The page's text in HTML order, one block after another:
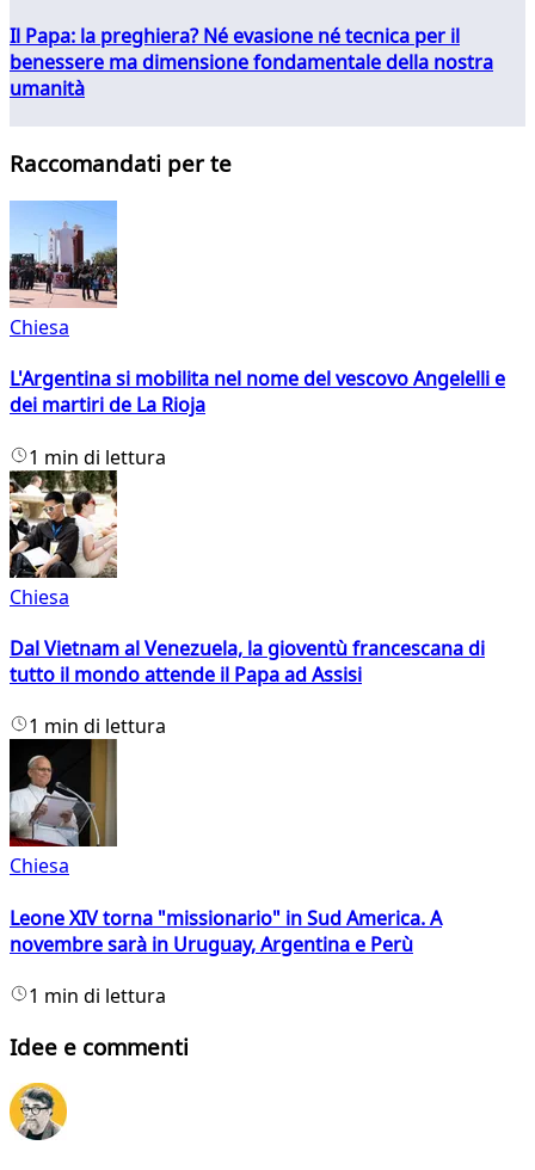
Il Papa: la preghiera? Né evasione né tecnica per il
benessere ma dimensione fondamentale della nostra
umanità
Raccomandati per te
Chiesa
L'Argentina si mobilita nel nome del vescovo Angelelli e
dei martiri de La Rioja
1 min di lettura
Chiesa
Dal Vietnam al Venezuela, la gioventù francescana di
tutto il mondo attende il Papa ad Assisi
1 min di lettura
Chiesa
Leone XIV torna "missionario" in Sud America. A
novembre sarà in Uruguay, Argentina e Perù
1 min di lettura
Idee e commenti